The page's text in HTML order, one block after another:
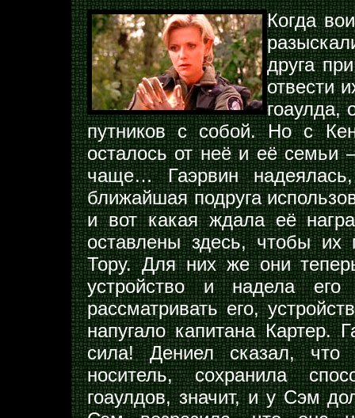
Когда
друга
отвести
гоаулда,
путников с собой. Но с
осталось от неё и её семьи
чаще… Гаэрвин
ближайшая подруга
и вот какая ждала её
оставлены здесь, чтобы
Тору. Для них же они
устройство и надела
рассматривать его,
напугало капитана Картер.
сила! Дениел сказал,
носитель, сохранила
гоаулдов, значит, и у Сэм